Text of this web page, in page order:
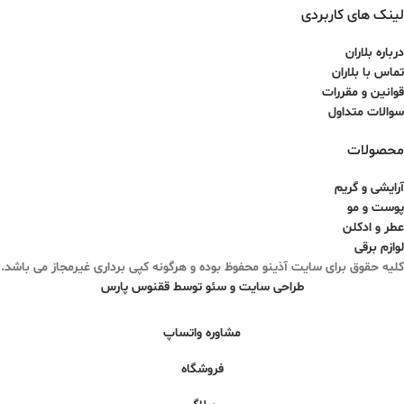
بارکد محصول :5907510300987لینک های کاربردی
درباره بلاران
تماس با بلاران
قوانین و مقررات
سوالات متداول
محصولات
آرایشی و گریم
پوست و مو
عطر و ادکلن
لوازم برقی
کلیه حقوق برای سایت آذینو محفوظ بوده و هرگونه کپی برداری غیرمجاز می باشد.
طراحی سایت و سئو توسط ققنوس پارس
مشاوره واتساپ
فروشگاه